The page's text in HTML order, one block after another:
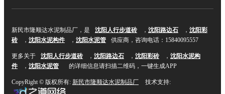
新民市隆顺达水泥制品厂，是 沈阳人行步道砖 ， 沈阳路边石 ， 沈阳彩
砖
， 沈阳水泥构件 ， 沈阳水泥管 供应商，咨询电话：15840095557
更多关于 沈阳人行步道砖 ， 沈阳路边石 ， 沈阳彩砖 ， 沈阳水泥构
件
， 沈阳水泥管 的详细信息请扫描二维码，一键生成APP
CopyRight © 版权所有: 新民市隆顺达水泥制品厂 技术支持: